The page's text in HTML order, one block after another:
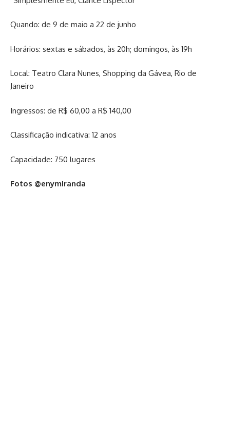
Quando: de 9 de maio a 22 de junho
Horários: sextas e sábados, às 20h; domingos, às 19h
Local: Teatro Clara Nunes, Shopping da Gávea, Rio de
Janeiro
Ingressos: de R$ 60,00 a R$ 140,00
Classificação indicativa: 12 anos
Capacidade: 750 lugares
Fotos @enymiranda